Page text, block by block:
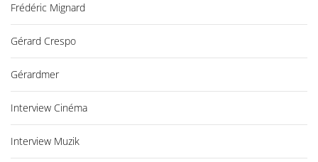
Frédéric Mignard
Gérard Crespo
Gérardmer
Interview Cinéma
Interview Muzik